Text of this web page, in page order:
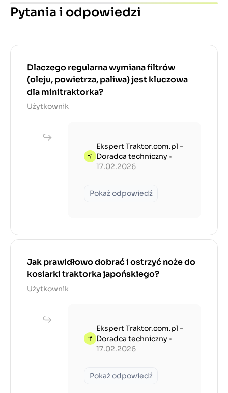
Pytania i odpowiedzi
Dlaczego regularna wymiana filtrów
(oleju, powietrza, paliwa) jest kluczowa
dla minitraktorka?
Użytkownik
Ekspert Traktor.com.pl –
Doradca techniczny •
17.02.2026
Pokaż odpowiedź
Jak prawidłowo dobrać i ostrzyć noże do
kosiarki traktorka japońskiego?
Użytkownik
Ekspert Traktor.com.pl –
Doradca techniczny •
17.02.2026
Pokaż odpowiedź